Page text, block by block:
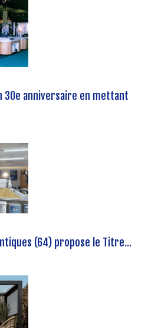
30e anniversaire en mettant
(64) propose le Titre...